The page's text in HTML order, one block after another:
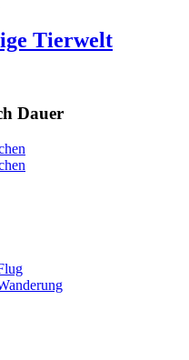
Tierwelt
Dauer